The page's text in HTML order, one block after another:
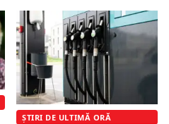
ȘTIRI DE ULTIMĂ ORĂ